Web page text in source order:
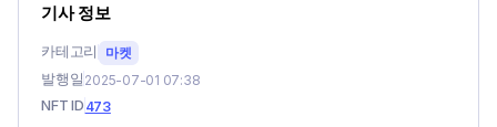
기사 정보
카테고리 마켓
발행일 2025-07-01 07:38
NFT ID 473